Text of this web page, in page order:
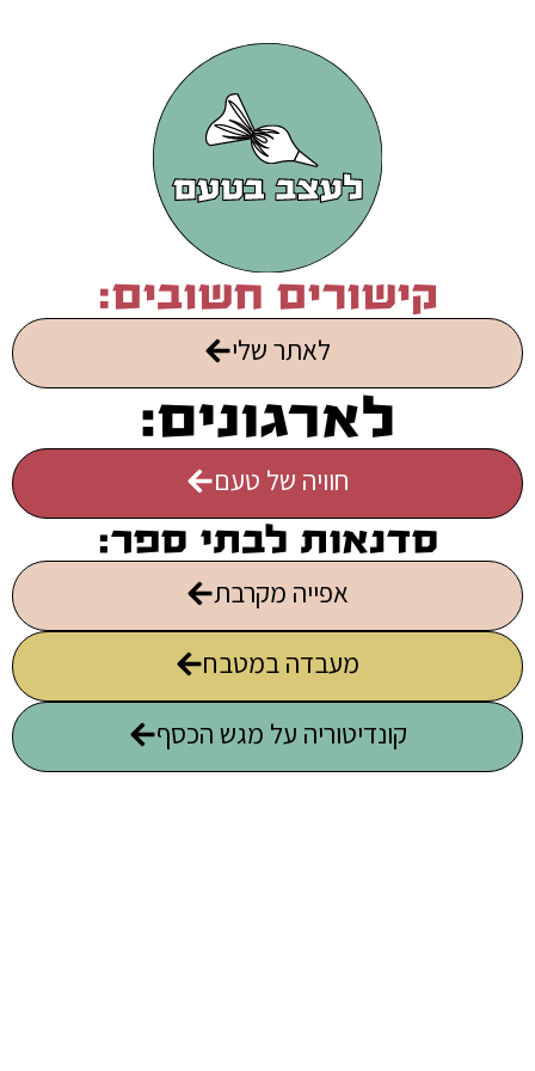
קישורים חשובים:
לאתר שלי
לארגונים:
חוויה של טעם
סדנאות לבתי ספר:
אפייה מקרבת
מעבדה במטבח
קונדיטוריה על מגש הכסף